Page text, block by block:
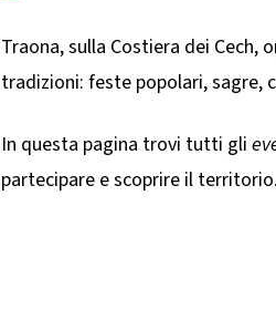
Traona, sulla Costiera dei Cech,
tradizioni: feste popolari, sagre,
In questa pagina trovi tutti gli
partecipare e scoprire il territorio.